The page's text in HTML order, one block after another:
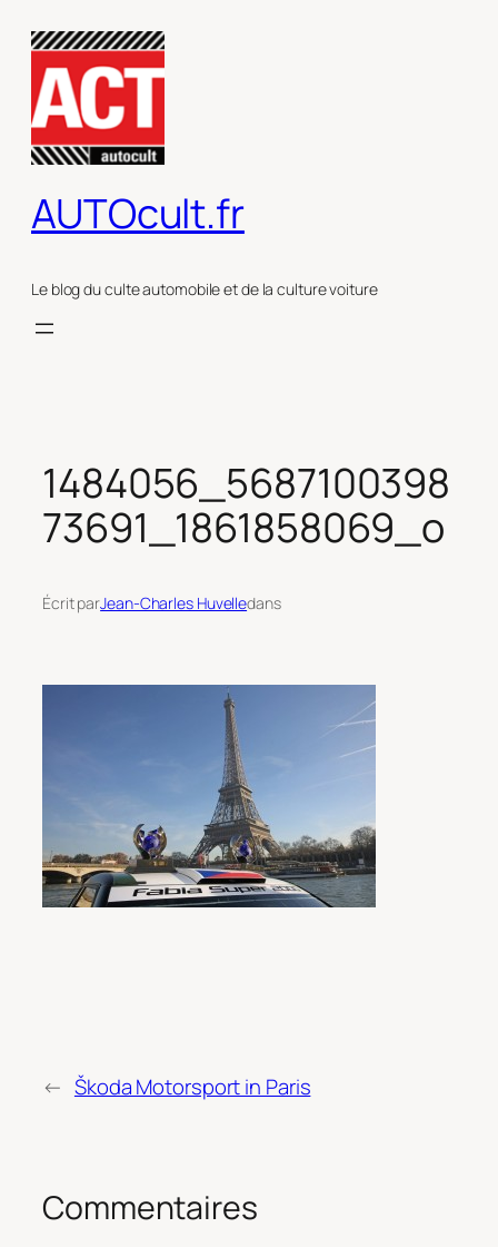
contenu
AUTOcult.fr
Le blog du culte automobile et de la culture voiture
1484056_5687100398
73691_1861858069_o
Écrit parJean-Charles Huvelledans
← Škoda Motorsport in Paris
Commentaires